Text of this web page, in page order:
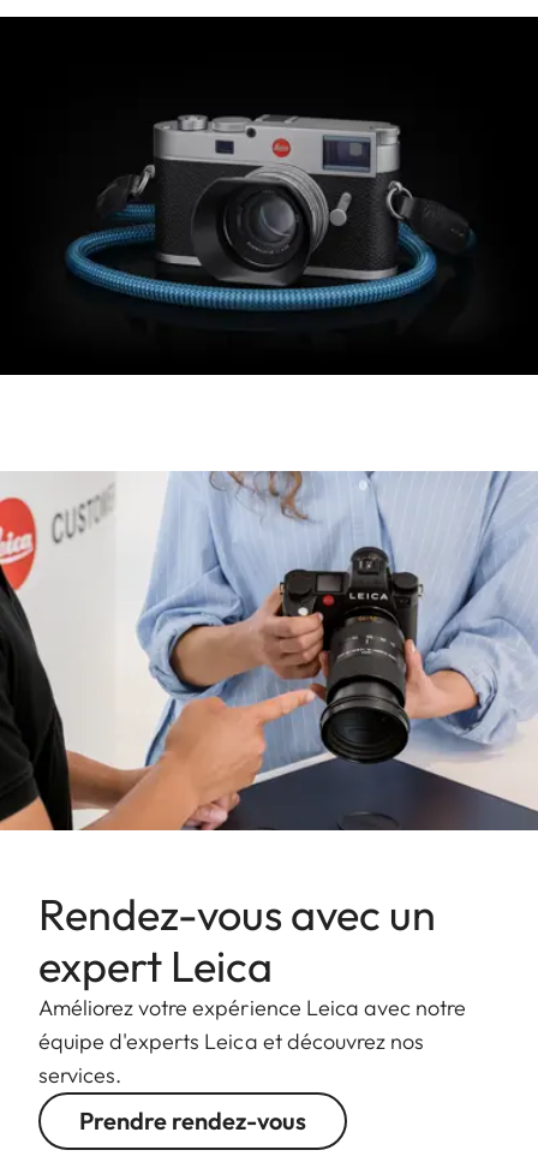
Rendez-vous avec un
expert Leica
Améliorez votre expérience Leica avec notre
équipe d'experts Leica et découvrez nos
services.
Prendre rendez-vous